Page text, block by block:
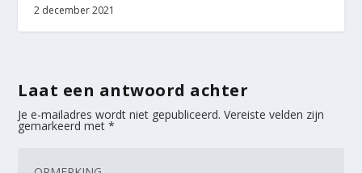
2 december 2021
Laat een antwoord achter
Je e-mailadres wordt niet gepubliceerd. Vereiste velden zijn
gemarkeerd met*